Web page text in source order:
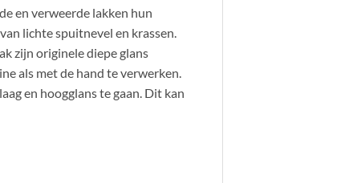
en verweerde lakken hun
lichte spuitnevel en krassen.
zijn originele diepe glans
als met de hand te verwerken.
en hoogglans te gaan. Dit kan